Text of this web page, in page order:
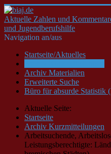
Aktuelle Zahlen und
und Jugendberufshilfe
Navigation an/aus
Startseite/Aktuelles
Archiv Materialien
Erweiterte Suche
Büro für absurde Statistik
Aktuelle Seite:
Startseite
Archiv Kurzmitteilungen
Arbeitsuchende,
Leistungsberechtigte: